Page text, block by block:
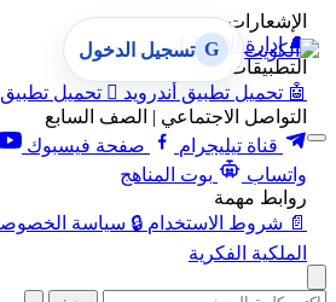
الإشعارات
🔔 إدارة الإشعارات
التطبيقات
🤖 تحميل تطبيق أندرويد  تحميل تطبيق
التواصل الاجتماعي | الصف السابع
قناة تيليجرام
صفحة فيسبوك
واتساب
بوت المناهج
روابط مهمة
📄 شروط الاستخدام 🔒 سياسة
الملكية الفكرية
G تسجيل الدخول